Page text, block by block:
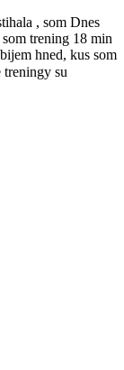
, som Dnes
trening 18 min
hned, kus som
treningy su